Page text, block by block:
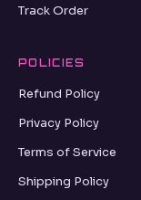
Track Order
POLICIES
Refund Policy
Privacy Policy
Terms of Service
Shipping Policy